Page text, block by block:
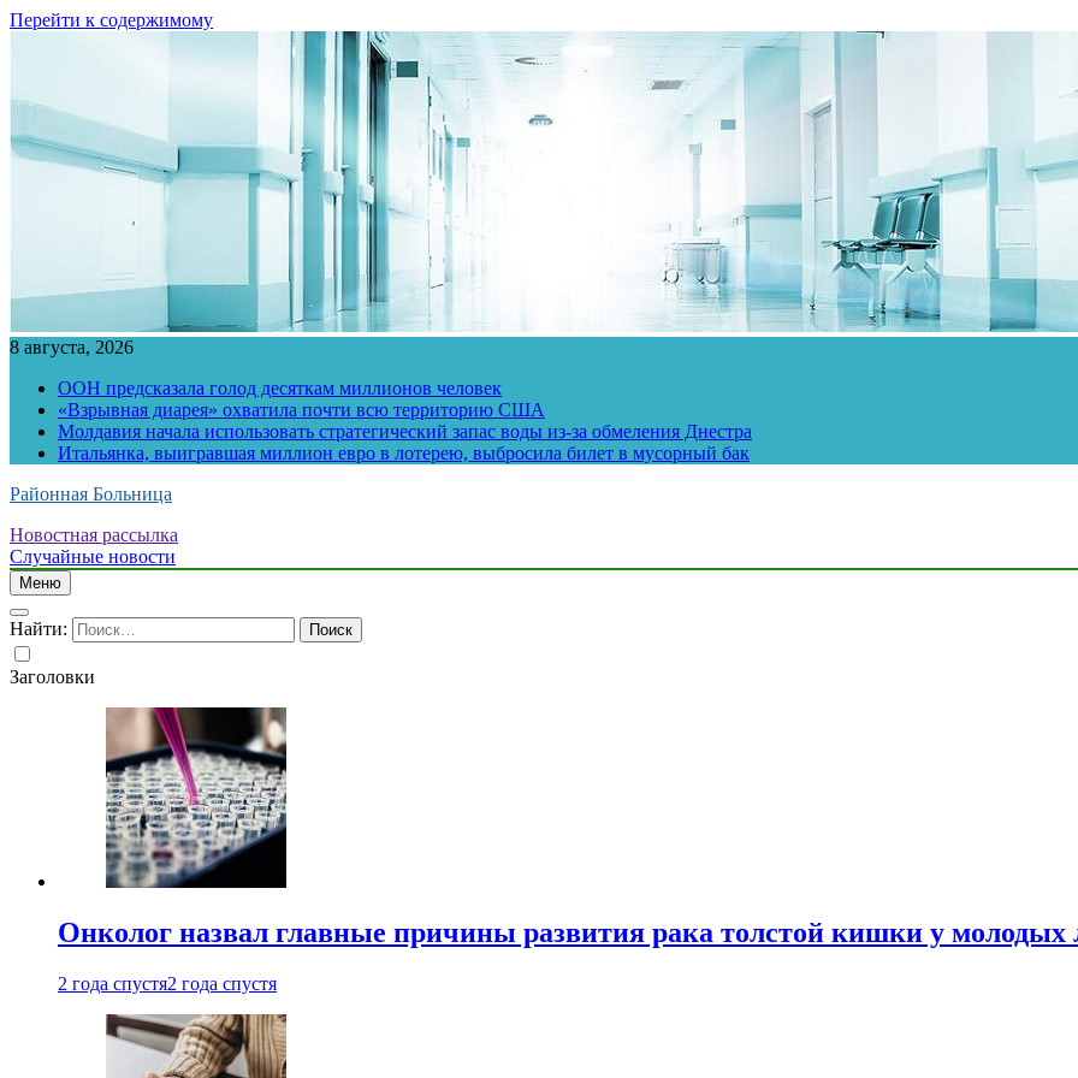
Перейти к содержимому
8 августа, 2026
ООН предсказала голод десяткам миллионов человек
«Взрывная диарея» охватила почти всю территорию США
Молдавия начала использовать стратегический запас воды из-за обмеления Днестра
Итальянка, выигравшая миллион евро в лотерею, выбросила билет в мусорный бак
Районная Больница
Новостная рассылка
Случайные новости
Меню
Найти:
Заголовки
Онколог назвал главные причины развития рака толстой кишки у молодых
2 года спустя2 года спустя